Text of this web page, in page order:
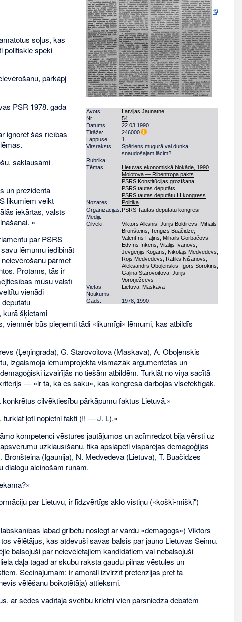
Avots:
Latvijas Jaunatne
Nr.:
54
Datums:
22.03.1990
Tirāža:
246000
Lappuse:
1
Virsraksts:
Spēriens mugurā vai dunka
snaudošajam lācim?
Rubrika:
Tēmas:
Lietuvas ekonomiskā blokāde, 1990
Molotova — Ribentropa pakts
PSRS Konstitūcijas grozīšana
PSRS tautas deputāts
PSRS tautas deputātu III kongress
Nozares:
Politika
Organizācijas:PSRS Tautas deputātu kongresi
Mediji:
Cilvēki:
Viktors Alksnis ,Jurijs Boldirevs
Mihails
Bronšteins ,Tengizs Buačidze
Valentīns Faļins
Mihails Gorbačovs
Edvīns Inkēns ,Vitālijs Ivanovs
Jevgeņijs Kogans
Nikolajs Medvedevs
Rojs Medvedevs
Rafiks Nišanovs
Aleksandrs Oboļenskis
Igors Sorokins
Gaļina Starovoitova ,Jurijs
Voroņežcevs
Vietas:
Lietuva Maskava
Notikums:
Gads:
1978 1990
soļus, kas
politiskie spēki
pārkāpj
PSR 1978. gada
ignorēt šās rīcības
saklausāmi
un prezidenta
likumiem veikt
iekārtas, valsts
»
par PSRS
lēmumu iedibināt
pārmet
Protams, tās ir
mūsu valstī
vienādi
kurā šķietami
būs pieņemti tādi «likumīgi» lēmumi, kas atbildīs
(Ļeņingrada), G. Starovoitova (Maskava), A. Oboļenskis
izgaismoja lēmumprojekta vismazāk argumentētās un
izvairījās no tiešām atbildēm. Turklāt no viņa sacītā
— «ir tā, kā es saku», kas kongresā darbojās visefektīgāk.
cilvēktiesību pārkāpumu faktus Lietuvā.»
ļoti nopietni fakti (!! — J. L).»
kompetenci vēstures jautājumos un acīmredzot bija vērsti uz
uzklausīšanu, tika apslāpēti vispārējas demagoģijas
(Igaunija), N. Medvedeva (Lietuva), T. Buačidzes
aicinošām runām.
par Lietuvu, ir līdzvērtīgs aklo vistiņu («koški-miški")
labad gribētu noslēgt ar vārdu «demagogs») Viktors
vēlētājus, kas atdevuši savas balsis par jauno Lietuvas Seimu.
balsojuši par neievēlētajiem kandidātiem vai nebalsojuši
daļa tagad ar skubu raksta gaudu pilnas vēstules un
Secinājumam: ir amorāli izvirzīt pretenzijas pret tā
vēlēšanu boikotētāja) attieksmi.
ar sēdes vadītāja svētību krietni vien pārsniedza debatēm